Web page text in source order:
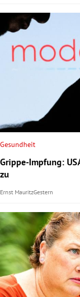
Gesundheit
Grippe-Impfung:
zu
Ernst MauritzGestern